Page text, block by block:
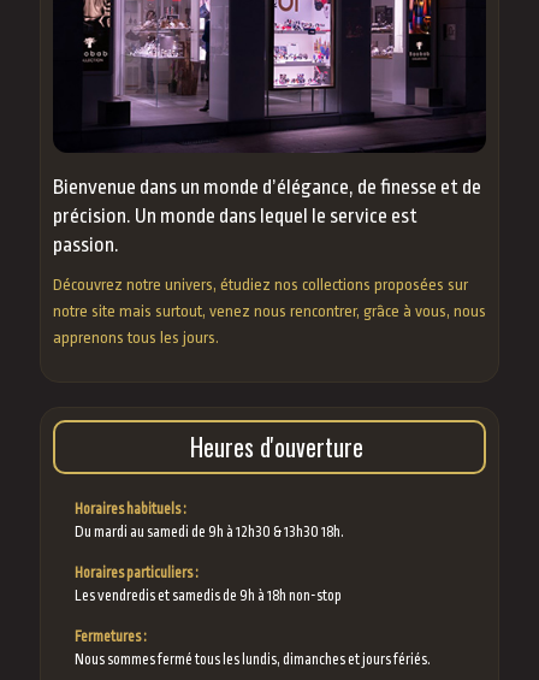
Bienvenue dans un monde d’élégance, de finesse et de
précision. Un monde dans lequel le service est
passion.
Découvrez notre univers, étudiez nos collections proposées sur
notre site mais surtout, venez nous rencontrer, grâce à vous, nous
apprenons tous les jours.
Heures d'ouverture
Horaires habituels :
Du mardi au samedi de 9h à 12h30 & 13h30 18h.
Horaires particuliers :
Les vendredis et samedis de 9h à 18h non-stop
Fermetures :
Nous sommes fermé tous les lundis, dimanches et jours fériés.